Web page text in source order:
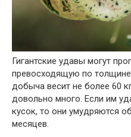
Гигантские удавы могут
превосходящую по толщине
добыча весит не более 60
довольно много. Если им
кусок, то они умудряются
месяцев.